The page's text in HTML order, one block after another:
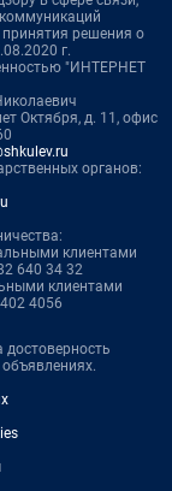
решения о
г.
"ИНТЕРНЕТ
Октября, д. 11, офис
органов:
клиентами
640 34 32
клиентами
4056
достоверность